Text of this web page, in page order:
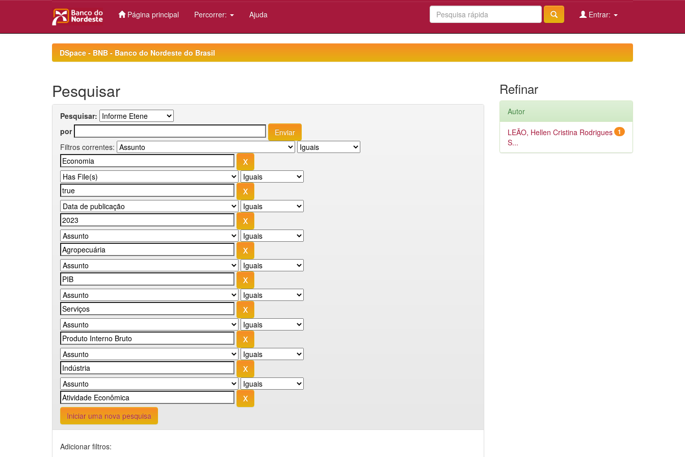
Página principal Percorrer: Ajuda Entrar:
DSpace - BNB - Banco do Nordeste do Brasil
Pesquisar
Pesquisar:
por
Filtros correntes:
Iniciar uma nova pesquisa
Adicionar filtros:
Refinar
Autor
1
LEÃO, Hellen Cristina Rodrigues
S...